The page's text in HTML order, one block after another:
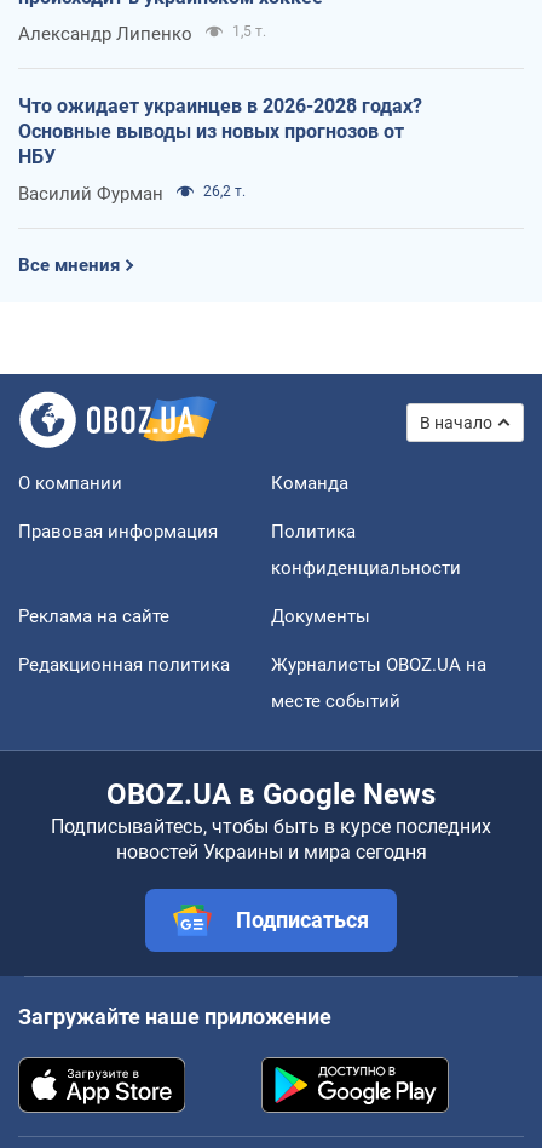
Александр Липенко 1,5 т.
Что ожидает украинцев в 2026-2028 годах?
Основные выводы из новых прогнозов от
НБУ
Василий Фурман 26,2 т.
Все мнения
В начало
О компании Команда
Правовая информация
Политика
конфиденциальности
Реклама на сайте Документы
Редакционная политика
Журналисты OBOZ.UA на
месте событий
OBOZ.UA в Google News
Подписывайтесь, чтобы быть в курсе последних
новостей Украины и мира сегодня
Подписаться
Загружайте наше приложение